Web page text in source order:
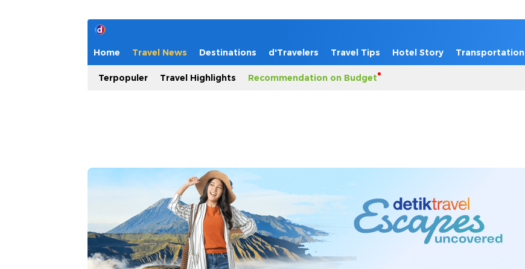
Home Travel News Destinations d'Travelers Travel Tips Hotel Story Transportation
Terpopuler Travel Highlights Recommendation on Budget